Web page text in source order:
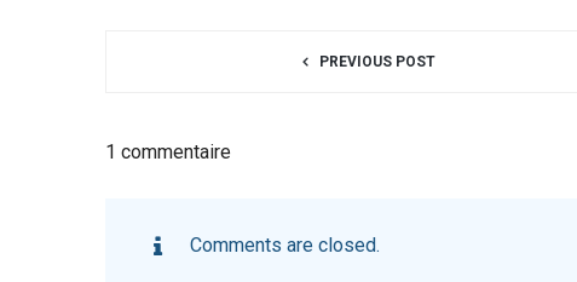
PREVIOUS POST
1 commentaire
Comments are closed.